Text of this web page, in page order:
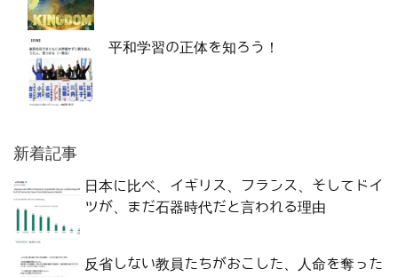
平和学習の正体を知ろう！
新着記事
日本に比べ、イギリス、フランス、そしてドイ
ツが、まだ石器時代だと言われる理由
反省しない教員たちがおこした、人命を奪った